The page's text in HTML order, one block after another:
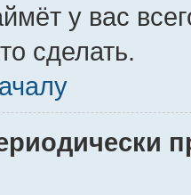
у вас
сделать.